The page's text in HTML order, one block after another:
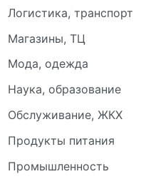
Логистика, транспорт
Магазины, ТЦ
Мода, одежда
Наука, образование
Обслуживание, ЖКХ
Продукты питания
Промышленность